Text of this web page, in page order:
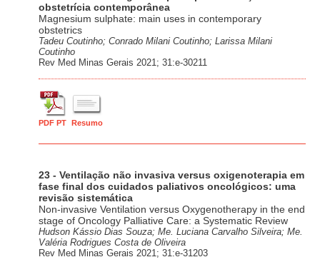
obstetrícia contemporânea
Magnesium sulphate: main uses in contemporary
obstetrics
Tadeu Coutinho; Conrado Milani Coutinho; Larissa Milani
Coutinho
Rev Med Minas Gerais 2021; 31:e-30211
PDF PT Resumo
23 - Ventilação não invasiva versus oxigenoterapia em
fase final dos cuidados paliativos oncológicos: uma
revisão sistemática
Non-invasive Ventilation versus Oxygenotherapy in the end
stage of Oncology Palliative Care: a Systematic Review
Hudson Kássio Dias Souza; Me. Luciana Carvalho Silveira; Me.
Valéria Rodrigues Costa de Oliveira
Rev Med Minas Gerais 2021; 31:e-31203